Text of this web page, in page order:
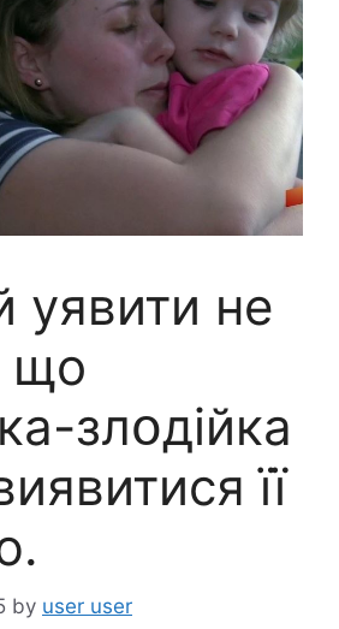
уявити не
що
злօдійка
її
by user user